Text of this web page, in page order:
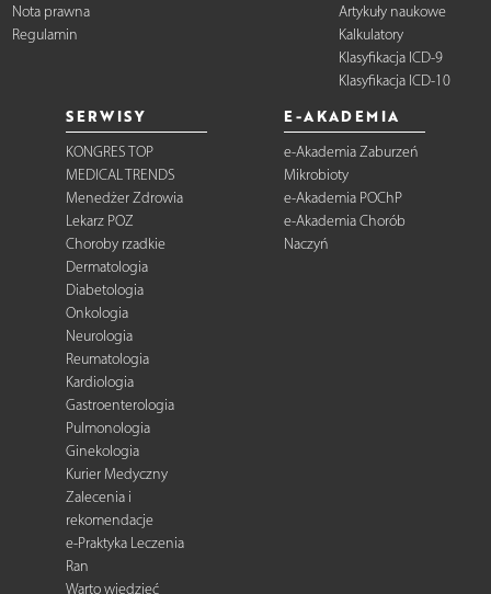
Nota prawna
Regulamin
Artykuły naukowe
Kalkulatory
Klasyfikacja ICD-9
Klasyfikacja ICD-10
SERWISY
KONGRES TOP
MEDICAL TRENDS
Menedżer Zdrowia
Lekarz POZ
Choroby rzadkie
Dermatologia
Diabetologia
Onkologia
Neurologia
Reumatologia
Kardiologia
Gastroenterologia
Pulmonologia
Ginekologia
Kurier Medyczny
Zalecenia i
rekomendacje
e-Praktyka Leczenia
Ran
Warto wiedzieć
E-AKADEMIA
e-Akademia Zaburzeń
Mikrobioty
e-Akademia POChP
e-Akademia Chorób
Naczyń